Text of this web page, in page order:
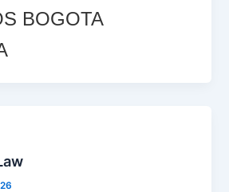
BOGOTA